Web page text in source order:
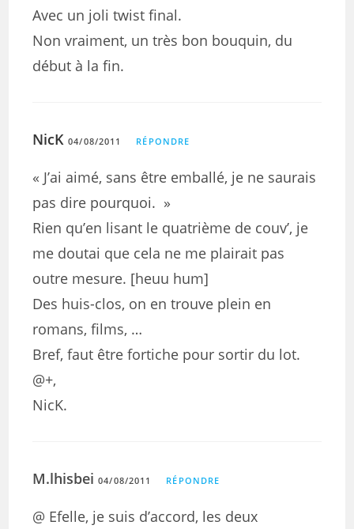
Avec un joli twist final.
Non vraiment, un très bon bouquin, du
début à la fin.
NicK 04/08/2011 RÉPONDRE
« J’ai aimé, sans être emballé, je ne saurais
pas dire pourquoi. »
Rien qu’en lisant le quatrième de couv’, je
me doutai que cela ne me plairait pas
outre mesure. [heuu hum]
Des huis-clos, on en trouve plein en
romans, films, …
Bref, faut être fortiche pour sortir du lot.
@+,
NicK.
M.lhisbei04/08/2011 RÉPONDRE
@ Efelle, je suis d’accord, les deux